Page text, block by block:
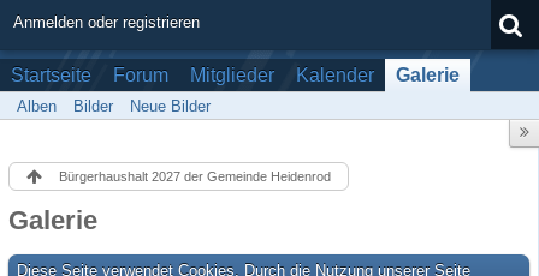
Anmelden oder registrieren
Startseite Forum Mitglieder Kalender Galerie
Alben Bilder Neue Bilder
Bürgerhaushalt 2027 der Gemeinde Heidenrod
Galerie
Diese Seite verwendet Cookies. Durch die Nutzung unserer Seite